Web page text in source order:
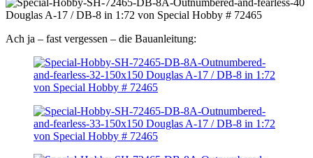
Ach ja – fast vergessen – die Bauanleitung: